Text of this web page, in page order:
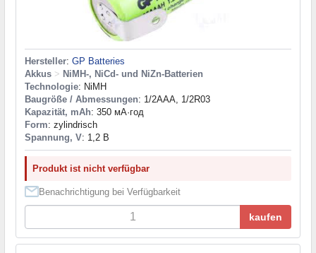
Hersteller: GP Batteries
Akkus > NiMH-, NiCd- und NiZn-Batterien
Technologie: NiMH
Baugröße / Abmessungen: 1/2AAA, 1/2R03
Kapazität, mAh: 350 мА·год
Form: zylindrisch
Spannung, V: 1,2 В
Produkt ist nicht verfügbar
Benachrichtigung bei Verfügbarkeit
kaufen